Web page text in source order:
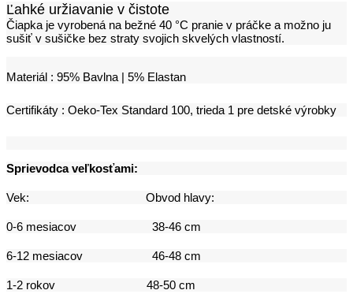
Ľahké uržiavanie v čistote
Čiapka je vyrobená na bežné 40 °C pranie v práčke a možno ju
sušiť v sušičke bez straty svojich skvelých vlastností.
Materiál : 95% Bavlna | 5% Elastan
Certifikáty : Oeko-Tex Standard 100, trieda 1 pre detské výrobky
Sprievodca veľkosťami:
Vek: Obvod hlavy:
0-6 mesiacov 38-46 cm
6-12 mesiacov 46-48 cm
1-2 rokov 48-50 cm